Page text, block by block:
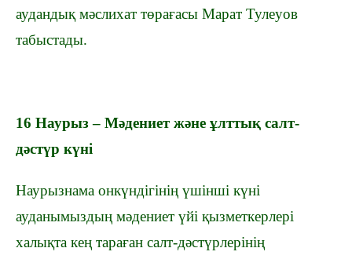
аудандық мәслихат төрағасы Марат Тулеуов
табыстады.
16 Наурыз – Мәдениет және ұлттық салт-
дәстүр күні
Наурызнама онкүндігінің үшінші күні
ауданымыздың мәдениет үйі қызметкерлері
халықта кең тараған салт-дәстүрлерінің